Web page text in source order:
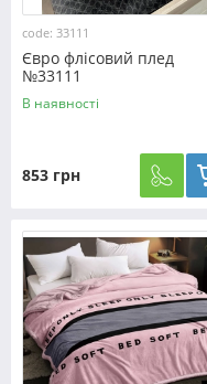
code: 33111
Євро флісовий плед
№33111
В наявності
853 грн